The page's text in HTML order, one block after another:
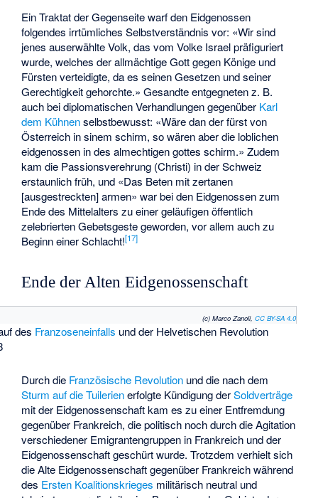
Ein Traktat der Gegenseite warf den Eidgenossen
folgendes irrtümliches Selbstverständnis vor: «Wir sind
jenes auserwählte Volk, das vom Volke Israel präfiguriert
wurde, welches der allmächtige Gott gegen Könige und
Fürsten verteidigte, da es seinen Gesetzen und seiner
Gerechtigkeit gehorchte.» Gesandte entgegneten z. B.
auch bei diplomatischen Verhandlungen gegenüber Karl
dem Kühnenselbstbewusst: «Wäre dan der fürst von
Österreich in sinem schirm, so wären aber die loblichen
eidgenossen in des almechtigen gottes schirm.» Zudem
kam die Passionsverehrung (Christi) in der Schweiz
erstaunlich früh, und «Das Beten mit zertanen
[ausgestreckten] armen» war bei den Eidgenossen zum
Ende des Mittelalters zu einer geläufigen öffentlich
zelebrierten Gebetsgeste geworden, vor allem auch zu
Beginn einer Schlacht![17]
Ende der Alten Eidgenossenschaft
(c) Marco Zanoli, CC BY-SA 4.0
des Franzoseneinfalls und der Helvetischen Revolution
Durch die Französische Revolution und die nach dem
Sturm auf die Tuilerienerfolgte Kündigung derSoldverträge
mit der Eidgenossenschaft kam es zu einer Entfremdung
gegenüber Frankreich, die politisch noch durch die Agitation
verschiedener Emigrantengruppen in Frankreich und der
Eidgenossenschaft geschürt wurde. Trotzdem verhielt sich
die Alte Eidgenossenschaft gegenüber Frankreich während
des Ersten Koalitionskrieges militärisch neutral und